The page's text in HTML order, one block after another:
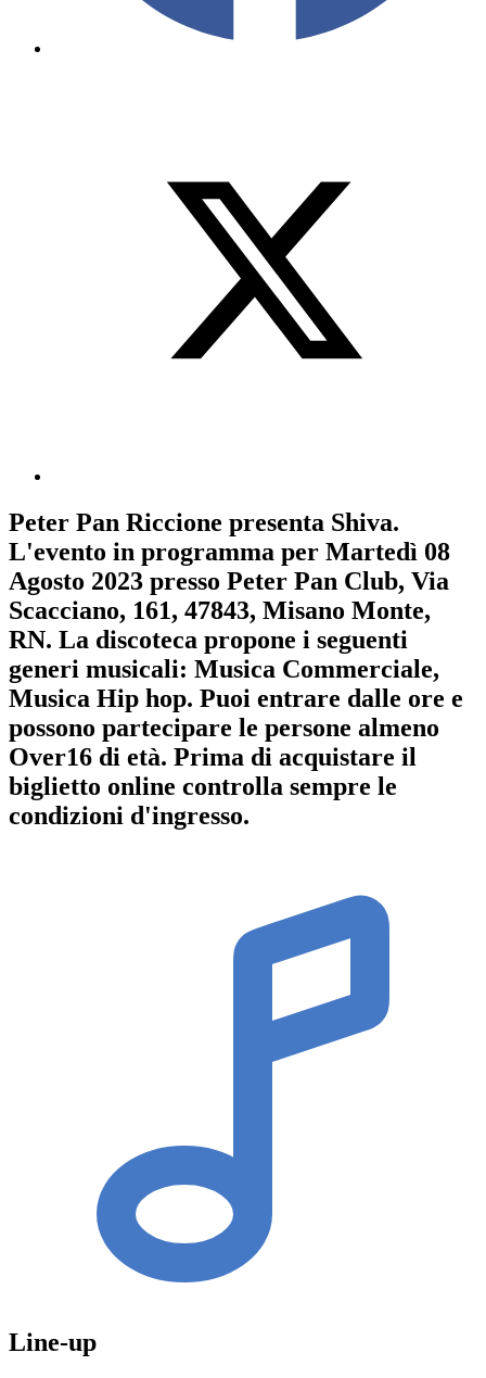
Peter Pan Riccione presenta Shiva.
L'evento in programma per Martedì 08
Agosto 2023 presso Peter Pan Club, Via
Scacciano, 161, 47843, Misano Monte,
RN. La discoteca propone i seguenti
generi musicali: Musica Commerciale,
Musica Hip hop. Puoi entrare dalle ore e
possono partecipare le persone almeno
Over16 di età. Prima di acquistare il
biglietto online controlla sempre le
condizioni d'ingresso.
Line-up